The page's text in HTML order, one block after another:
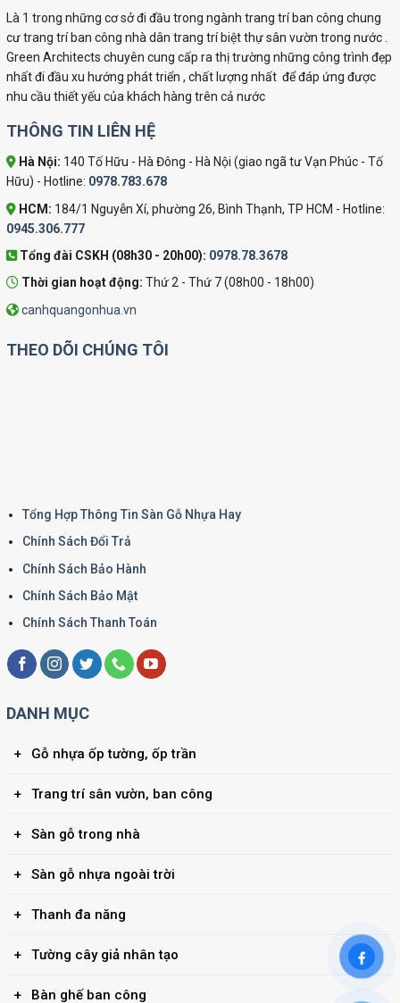
Là 1 trong những cơ sở đi đầu trong ngành trang trí ban công chung
cư trang trí ban công nhà dân trang trí biệt thự sân vườn trong nước .
Green Architects chuyên cung cấp ra thị trường những công trình đẹp
nhất đi đầu xu hướng phát triển , chất lượng nhất để đáp ứng được
nhu cầu thiết yếu của khách hàng trên cả nước
THÔNG TIN LIÊN HỆ
Hà Nội: 140 Tố Hữu - Hà Đông - Hà Nội (giao ngã tư Vạn Phúc - Tố
Hữu) - Hotline: 0978.783.678
HCM: 184/1 Nguyễn Xí, phường 26, Bình Thạnh, TP HCM - Hotline:
0945.306.777
Tổng đài CSKH (08h30 - 20h00): 0978.78.3678
Thời gian hoạt động: Thứ 2 - Thứ 7 (08h00 - 18h00)
canhquangonhua.vn
THEO DÕI CHÚNG TÔI
Tổng Hợp Thông Tin Sàn Gỗ Nhựa Hay
Chính Sách Đổi Trả
Chính Sách Bảo Hành
Chính Sách Bảo Mật
Chính Sách Thanh Toán
DANH MỤC
Gỗ nhựa ốp tường, ốp trần
Trang trí sân vườn, ban công
Sàn gỗ trong nhà
Sàn gỗ nhựa ngoài trời
Thanh đa năng
Tường cây giả nhân tạo
Bàn ghế ban công